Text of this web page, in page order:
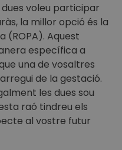
dues voleu participar
la millor opció és la
(ROPA). Aquest
específica a
una de vosaltres
de la gestació.
les dues sou
raó tindreu els
al vostre futur